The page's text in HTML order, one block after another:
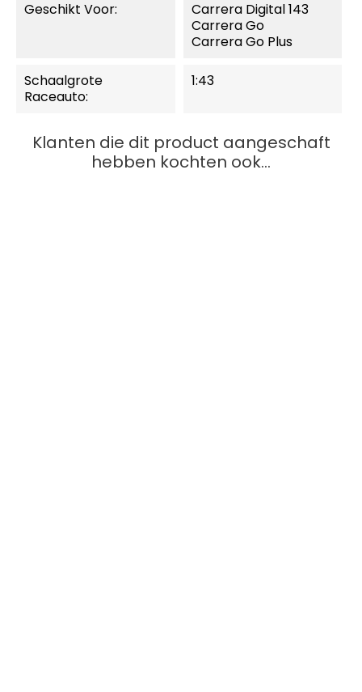
Geschikt Voor:
Carrera Digital 143
Carrera Go
Carrera Go Plus
Schaalgrote
Raceauto:
1:43
Klanten die dit product aangeschaft
hebben kochten ook...